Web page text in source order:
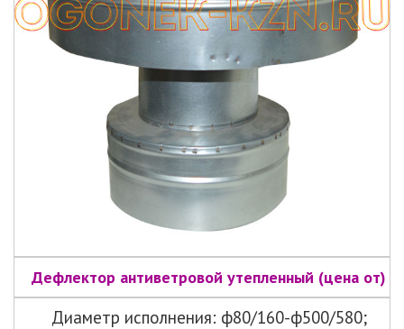
Дефлектор антиветровой утепленный (цена от)
Диаметр исполнения: ф80/160-ф500/580;